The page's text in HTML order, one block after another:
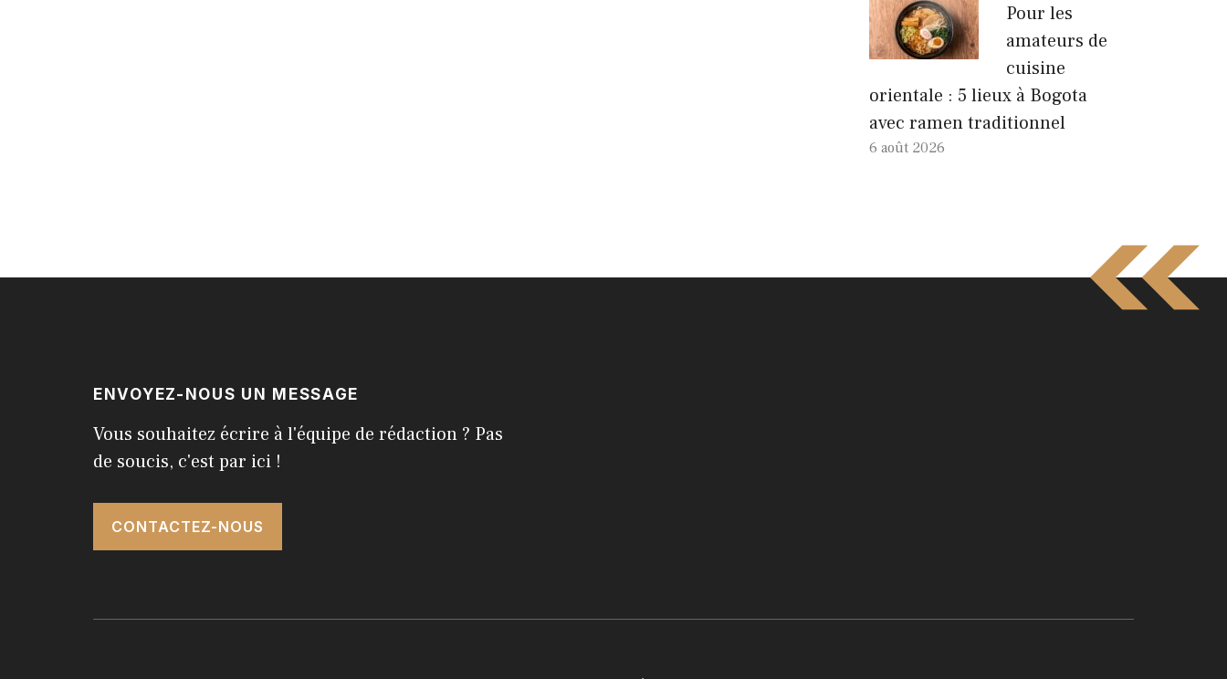
Pour les
amateurs de
cuisine
orientale : 5 lieux à Bogota
avec ramen traditionnel
6 août 2026
ENVOYEZ-NOUS UN MESSAGE
Vous souhaitez écrire à l'équipe de rédaction ? Pas
de soucis, c'est par ici !
CONTACTEZ-NOUS